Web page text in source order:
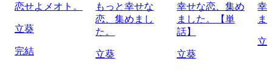
恋せよメオト。
立葵
完結
もっと幸せな
恋、集めまし
た。
立葵
幸せな恋、集め
ました。【単
話】
立葵
幸
ま
立